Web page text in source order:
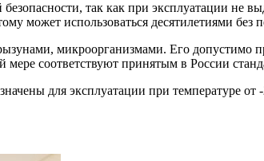
так как при эксплуатации не
может использоваться десятилетиями
микроорганизмами. Его допустимо
соответствуют принятым в России
для эксплуатации при температуре